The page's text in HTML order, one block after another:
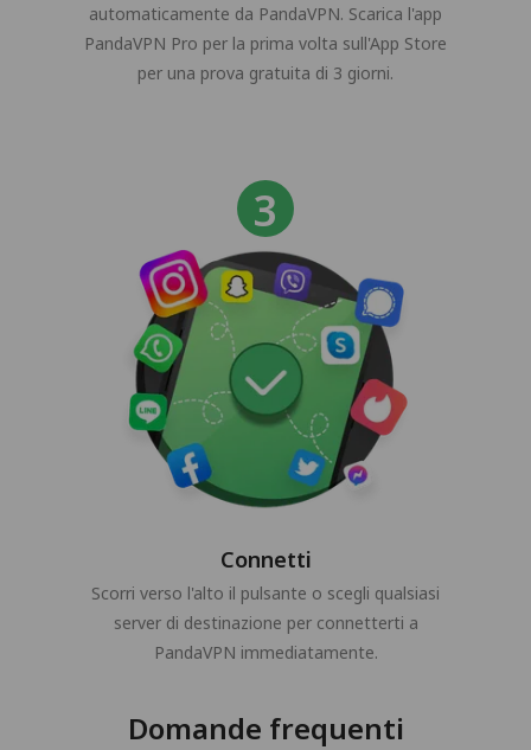
automaticamente da PandaVPN. Scarica l'app
PandaVPN Pro per la prima volta sull'App Store
per una prova gratuita di 3 giorni.
Connetti
Scorri verso l'alto il pulsante o scegli qualsiasi
server di destinazione per connetterti a
PandaVPN immediatamente.
Domande frequenti